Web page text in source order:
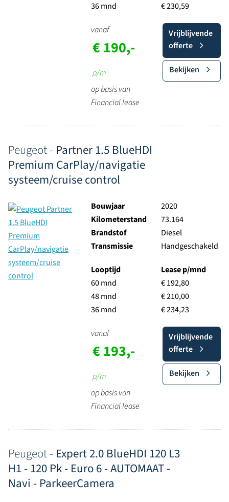
36 mnd
€ 230,59
vanaf
€ 190,-
p/m
op basis van
Financial lease
Vrijblijvende
offerte
Bekijken
Peugeot - Partner 1.5 BlueHDI
Premium CarPlay/navigatie
systeem/cruise control
Bouwjaar
2020
Kilometerstand
73.164
Brandstof
Diesel
Transmissie
Handgeschakeld
Looptijd
60 mnd
48 mnd
36 mnd
Lease p/mnd
€ 192,80
€ 210,00
€ 234,23
vanaf
€ 193,-
p/m
op basis van
Financial lease
Vrijblijvende
offerte
Bekijken
Peugeot - Expert 2.0 BlueHDI 120 L3
H1 - 120 Pk - Euro 6 - AUTOMAAT -
Navi - ParkeerCamera